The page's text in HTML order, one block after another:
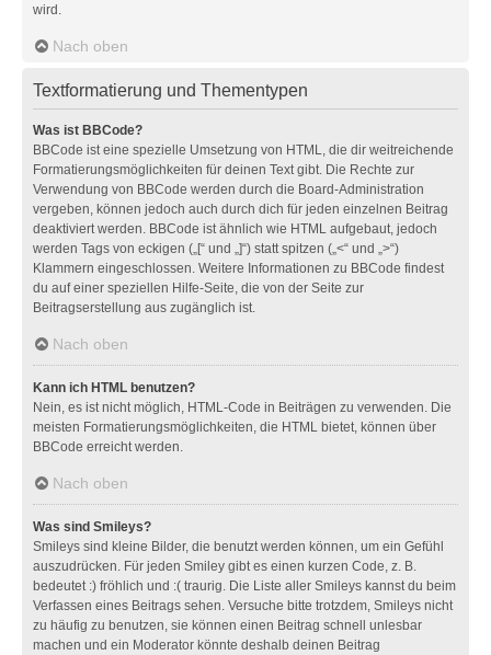
wird.
Nach oben
Textformatierung und Thementypen
Was ist BBCode?
BBCode ist eine spezielle Umsetzung von HTML, die dir weitreichende
Formatierungsmöglichkeiten für deinen Text gibt. Die Rechte zur
Verwendung von BBCode werden durch die Board-Administration
vergeben, können jedoch auch durch dich für jeden einzelnen Beitrag
deaktiviert werden. BBCode ist ähnlich wie HTML aufgebaut, jedoch
werden Tags von eckigen („[“ und „]“) statt spitzen („<“ und „>“)
Klammern eingeschlossen. Weitere Informationen zu BBCode findest
du auf einer speziellen Hilfe-Seite, die von der Seite zur
Beitragserstellung aus zugänglich ist.
Nach oben
Kann ich HTML benutzen?
Nein, es ist nicht möglich, HTML-Code in Beiträgen zu verwenden. Die
meisten Formatierungsmöglichkeiten, die HTML bietet, können über
BBCode erreicht werden.
Nach oben
Was sind Smileys?
Smileys sind kleine Bilder, die benutzt werden können, um ein Gefühl
auszudrücken. Für jeden Smiley gibt es einen kurzen Code, z. B.
bedeutet :) fröhlich und :( traurig. Die Liste aller Smileys kannst du beim
Verfassen eines Beitrags sehen. Versuche bitte trotzdem, Smileys nicht
zu häufig zu benutzen, sie können einen Beitrag schnell unlesbar
machen und ein Moderator könnte deshalb deinen Beitrag